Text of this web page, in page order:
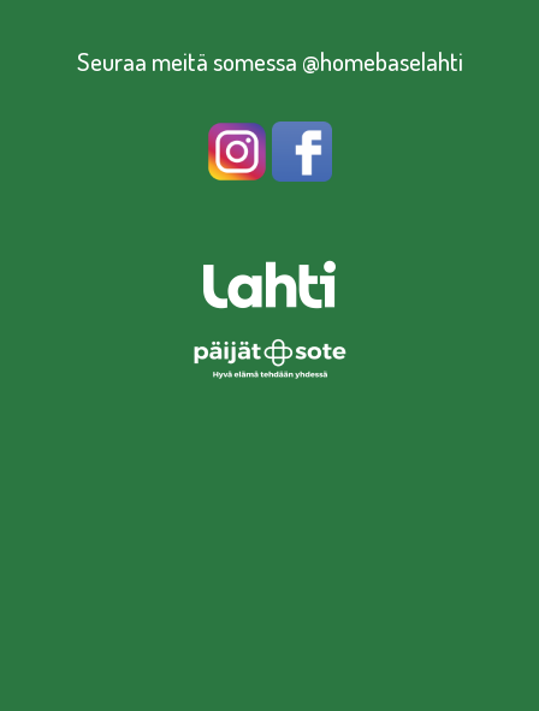
Seuraa meitä somessa @homebaselahti